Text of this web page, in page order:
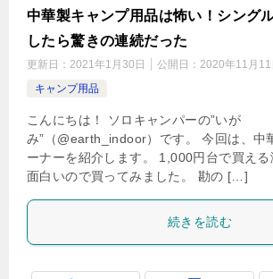
中華製キャンプ用品は怖い！シング
したら驚きの連続だった
更新日： 2021年1月30日 公開日： 2020年11月11
キャンプ用品
こんにちは！ ソロキャンパーの”いが
み”（@earth_indoor）です。 今回は、中
ーナーを紹介します。 1,000円台で買える
面白いので買ってみました。 勘の […]
続きを読む